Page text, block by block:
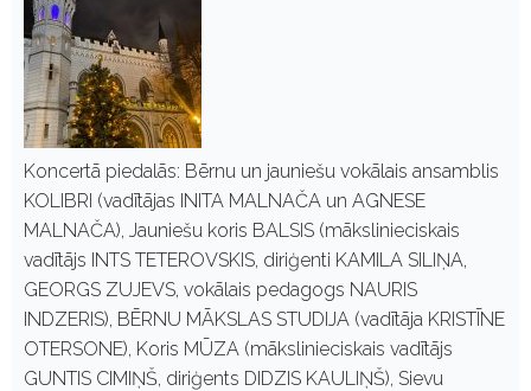
E
K
u
Koncertā piedalās: Bērnu un jauniešu vokālais ansamblis
KOLIBRI (vadītājas INITA MALNAČA un AGNESE
MALNAČA), Jauniešu koris BALSIS (mākslinieciskais
vadītājs INTS TETEROVSKIS, diriģenti KAMILA SILIŅA,
GEORGS ZUJEVS, vokālais pedagogs NAURIS
INDZERIS), BĒRNU MĀKSLAS STUDIJA (vadītāja KRISTĪNE
OTERSONE), Koris MŪZA (mākslinieciskais vadītājs
GUNTIS CIMIŅŠ, diriģents DIDZIS KAULIŅŠ), Sievu